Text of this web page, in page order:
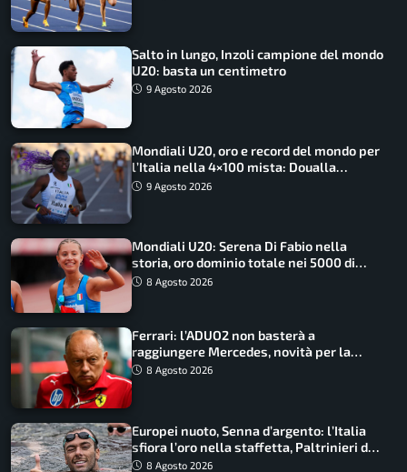
Salto in lungo, Inzoli campione del mondo
U20: basta un centimetro
9 Agosto 2026
Mondiali U20, oro e record del mondo per
l’Italia nella 4×100 mista: Doualla
straordinaria
9 Agosto 2026
Mondiali U20: Serena Di Fabio nella
storia, oro dominio totale nei 5000 di
marcia
8 Agosto 2026
Ferrari: l’ADUO2 non basterà a
raggiungere Mercedes, novità per la
Macarena
8 Agosto 2026
Europei nuoto, Senna d’argento: l’Italia
sfiora l’oro nella staffetta, Paltrinieri da
urlo, il bilancio azzurro
8 Agosto 2026